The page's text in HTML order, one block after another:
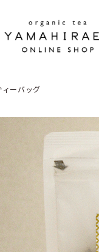
ィーバッグ